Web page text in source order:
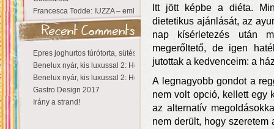
Francesca Todde: IUZZA – emlékezet, táj és irodalom találkozása a Mai
Epres joghurtos túrótorta, sütés nélkül
Benelux nyár, kis luxussal 2: Hollandia
Benelux nyár, kis luxussal 2: Hollandia
Gastro Design 2017
Irány a strand!
Itt jött képbe a diéta.
dietetikus ajánlását, az
nap kísérletezés után
megerőltető, de igen
jutottak a kedvenceim: a
A legnagyobb gondot a
nem volt opció, kellett egy
az alternatív
nem derült, hogy szeretem